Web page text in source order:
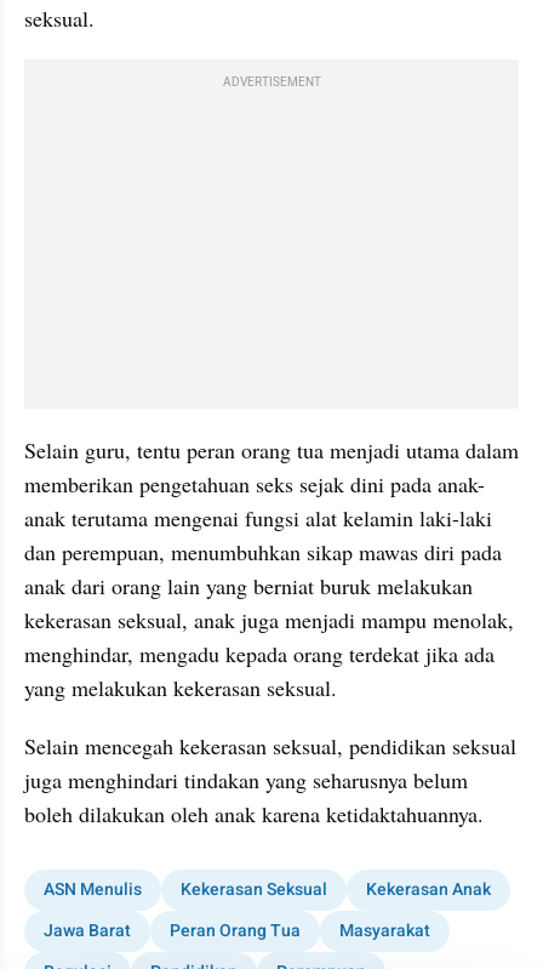
seksual.
ADVERTISEMENT
Selain guru, tentu peran orang tua menjadi utama dalam
memberikan pengetahuan seks sejak dini pada anak-
anak terutama mengenai fungsi alat kelamin laki-laki
dan perempuan, menumbuhkan sikap mawas diri pada
anak dari orang lain yang berniat buruk melakukan
kekerasan seksual, anak juga menjadi mampu menolak,
menghindar, mengadu kepada orang terdekat jika ada
yang melakukan kekerasan seksual.
Selain mencegah kekerasan seksual, pendidikan seksual
juga menghindari tindakan yang seharusnya belum
boleh dilakukan oleh anak karena ketidaktahuannya.
ASN Menulis Kekerasan Seksual
Kekerasan Anak
Jawa Barat
Peran Orang Tua
Masyarakat